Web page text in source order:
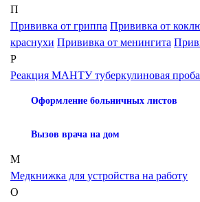
П
Прививка от гриппа Прививка от
краснухи Прививка от менингита
Р
Реакция МАНТУ туберкулиновая проба
Оформление больничных листов
Вызов врача на дом
М
Медкнижка для устройства на работу
О